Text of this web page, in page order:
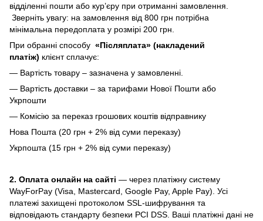
відділенні пошти або кур’єру при отриманні замовлення.
Зверніть увагу: на замовлення від 800 грн потрібна
мінімальна передоплата у розмірі 200 грн.
При обранні способу «Післяплата» (накладений
платіж) клієнт сплачує:
— Вартість товару – зазначена у замовленні.
— Вартість доставки – за тарифами Нової Пошти або
Укрпошти
— Комісію за переказ грошових коштів відправнику
Нова Пошта (20 грн + 2% від суми переказу)
Укрпошта (15 грн + 2% від суми переказу)
2. Оплата онлайн на сайті — через платіжну систему
WayForPay (Visa, Mastercard, Google Pay, Apple Pay). Усі
платежі захищені протоколом SSL-шифрування та
відповідають стандарту безпеки PCI DSS. Ваші платіжні дані не